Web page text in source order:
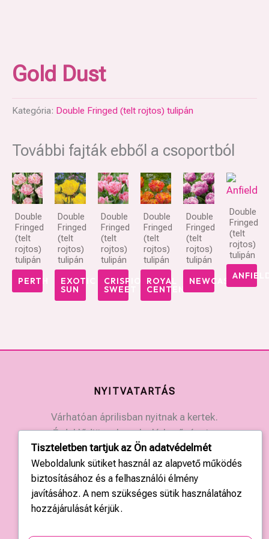
Gold Dust
Kategória: Double Fringed (telt rojtos) tulipán
További fajták ebből a csoportból
Double
Fringed
(telt
rojtos)
tulipán
PERTH
Double
Fringed
(telt
rojtos)
tulipán
EXOTIC
SUN
Double
Fringed
(telt
rojtos)
tulipán
CRISPION
SWEET
Double
Fringed
(telt
rojtos)
tulipán
ROYAL
CENTENNIAL
Double
Fringed
(telt
rojtos)
tulipán
NEWCASTLE
Double
Fringed
(telt
rojtos)
tulipán
NYITVATARTÁS
Várhatóan áprilisban nyitnak a kertek.
Érdeklődjön a kertek elérhetőségein.
KAPCSOLAT
Országos központ: +36 20 428 3010
kapcsolat@tulipgarden.hu
Tiszteletben tartjuk az Ön adatvédelmét
Weboldalunk sütiket használ az alapvető működés
biztosításához és a felhasználói élmény
javításához. A nem szükséges sütik használatához
hozzájárulását kérjük.